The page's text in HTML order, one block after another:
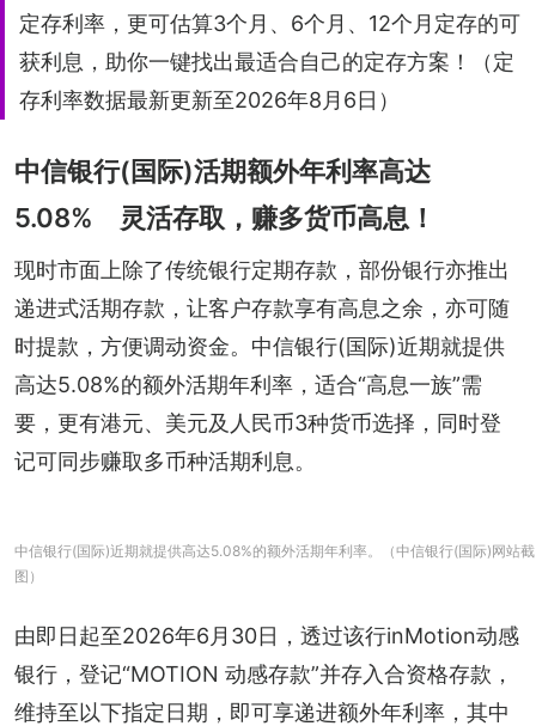
定存利率，更可估算3个月、6个月、12个月定存的可
获利息，助你一键找出最适合自己的定存方案！（定
存利率数据最新更新至2026年8月6日）
中信银行(国际)活期额外年利率高达
5.08% 灵活存取，赚多货币高息！
现时市面上除了传统银行定期存款，部份银行亦推出
递进式活期存款，让客户存款享有高息之余，亦可随
时提款，方便调动资金。中信银行(国际)近期就提供
高达5.08%的额外活期年利率，适合“高息一族”需
要，更有港元、美元及人民币3种货币选择，同时登
记可同步赚取多币种活期利息。
中信银行(国际)近期就提供高达5.08%的额外活期年利率。（中信银行(国际)网站截
图）
由即日起至2026年6月30日，透过该行inMotion动感
银行，登记“MOTION 动感存款”并存入合资格存款，
维持至以下指定日期，即可享递进额外年利率，其中